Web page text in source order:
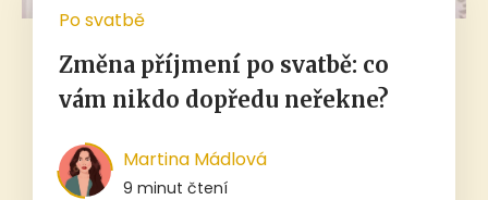
Po svatbě
Změna příjmení po svatbě: co
vám nikdo dopředu neřekne?
Martina Mádlová
9 minut čtení